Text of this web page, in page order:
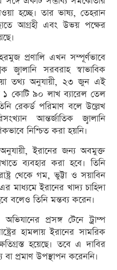
হচ্ছে। তার ভাষ্য, তেহরান
আগ্রহী এবং উভয় পক্ষের
প্রণালি এখন সম্পূর্ণভাবে
জ্বালানি সরবরাহ স্বাভাবিক
তথ্য অনুযায়ী, ২৩ জুন এই
১ কোটি ৯০ লাখ ব্যারেল তেল
রেকর্ড পরিমাণ বলে উল্লেখ
আন্তর্জাতিক জ্বালানি
নিশ্চিত করা হয়নি।
অনুযায়ী, ইরানের জন্য অবমুক্ত
ব্যবহার করা হবে। তিনি
থেকে গম, ভুট্টা ও সয়াবিন
মাধ্যমে ইরানের খাদ্য চাহিদা
বলেও তিনি মন্তব্য করেন।
প্রসঙ্গ টেনে ট্রাম্প
হামলায় ইরানের সামরিক
হয়েছে। তবে এ দাবির
প্রমাণ উপস্থাপন করেননি।